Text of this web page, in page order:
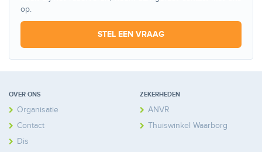
op.
STEL EEN VRAAG
OVER ONS
Organisatie
Contact
Disclaimer
ZEKERHEDEN
ANVR
Thuiswinkel Waarborg